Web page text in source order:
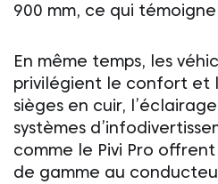
900 mm, ce qui
En même temps, les
privilégient le confort et
sièges en cuir,
systèmes
comme le Pivi Pro
de gamme au